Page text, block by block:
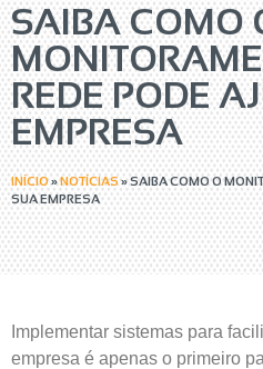
SAIBA COMO
REDE PODE
EMPRESA
INÍCIO»NOTÍCIAS»SAIBA COMO O
SUA EMPRESA
Implementar sistemas para
empresa é apenas o primeiro